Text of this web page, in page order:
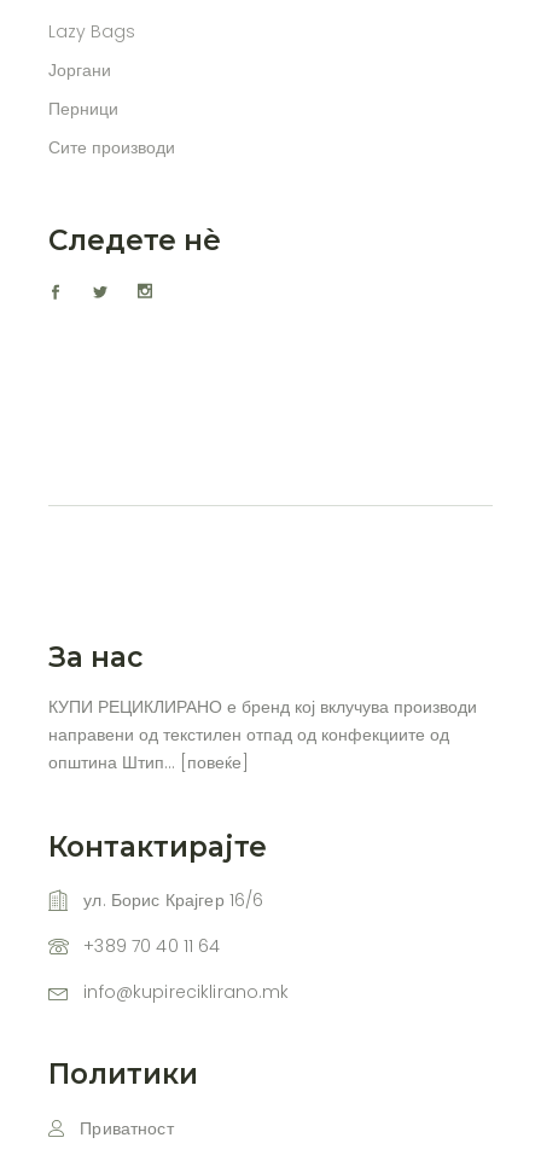
Lazy Bags
Јоргани
Перници
Сите производи
Следете нѐ
За нас
КУПИ РЕЦИКЛИРАНО е бренд кој вклучува производи
направени од текстилен отпад од конфекциите од
општина Штип… [повеќе]
Контактирајте
ул. Борис Крајгер 16/6
+389 70 40 11 64
info@kupireciklirano.mk
Политики
Приватност